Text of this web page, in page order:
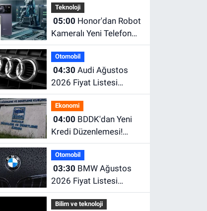
Teknoloji
05:00
Kameralı Yeni Telefon
Geliyor! 200 MP
Kamera ve Dev Batarya
Dikkat Çekiyor
Otomobil
04:30
2026 Fiyat Listesi
Açıklandı! İşte A3, A5,
A6, Q Serisi ve e-tron
Modellerinin Güncel
Fiyatları
Ekonomi
04:00
Kredi Düzenlemesi!
Limitler Düşürüldü,
Uyum İçin Tarih Verildi
Otomobil
03:30
2026 Fiyat Listesi
Açıklandı! İşte Güncel
Fiyatlar
Bilim ve teknoloji